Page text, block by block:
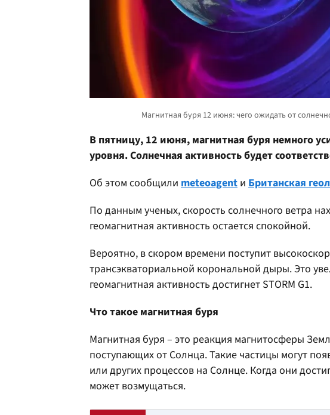
В пятницу, 12 июня, магнитная буря немного
уровня. Солнечная активность будет
Об этом сообщили meteoagent и Британская
По данным ученых, скорость солнечного ветра
геомагнитная активность остается спокойной.
Вероятно, в скором времени поступит
трансэкваториальной корональной дыры. Это
геомагнитная активность достигнет STORM G1.
Что такое магнитная буря
Магнитная буря – это реакция магнитосферы
поступающих от Солнца. Такие частицы могут
или других процессов на Солнце. Когда они
может возмущаться.